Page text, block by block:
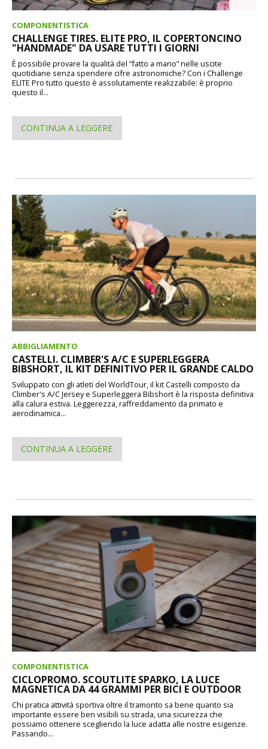
COMPONENTISTICA
CHALLENGE TIRES. ELITE PRO, IL COPERTONCINO
"HANDMADE" DA USARE TUTTI I GIORNI
È possibile provare la qualità del “fatto a mano” nelle uscite
quotidiane senza spendere cifre astronomiche? Con i Challenge
ELITE Pro tutto questo è assolutamente realizzabile: è proprio
questo il...
CONTINUA A LEGGERE
ABBIGLIAMENTO
CASTELLI. CLIMBER'S A/C E SUPERLEGGERA
BIBSHORT, IL KIT DEFINITIVO PER IL GRANDE CALDO
Sviluppato con gli atleti del WorldTour, il kit Castelli composto da
Climber's A/C Jersey e Superleggera Bibshort è la risposta definitiva
alla calura estiva. Leggerezza, raffreddamento da primato e
aerodinamica...
CONTINUA A LEGGERE
COMPONENTISTICA
CICLOPROMO. SCOUTLITE SPARKO, LA LUCE
MAGNETICA DA 44 GRAMMI PER BICI E OUTDOOR
Chi pratica attività sportiva oltre il tramonto sa bene quanto sia
importante essere ben visibili su strada, una sicurezza che
possiamo ottenere scegliendo la luce adatta alle nostre esigenze.
Passando...